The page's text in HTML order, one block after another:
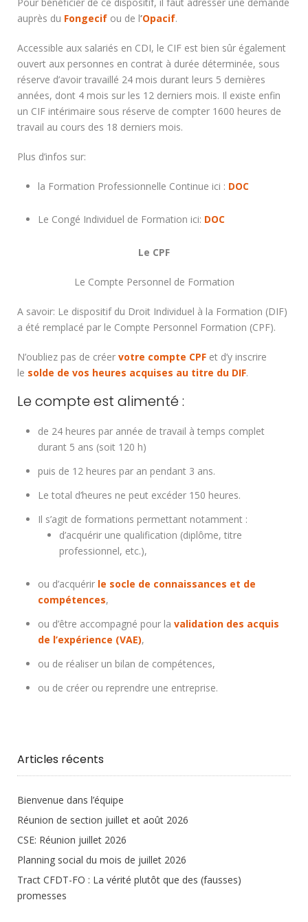
Pour bénéficier de ce dispositif, il faut adresser une demande
auprès du Fongecif ou de l’Opacif.
Accessible aux salariés en CDI, le CIF est bien sûr également
ouvert aux personnes en contrat à durée déterminée, sous
réserve d’avoir travaillé 24 mois durant leurs 5 dernières
années, dont 4 mois sur les 12 derniers mois. Il existe enfin
un CIF intérimaire sous réserve de compter 1600 heures de
travail au cours des 18 derniers mois.
Plus d’infos sur:
la Formation Professionnelle Continue ici : DOC
Le Congé Individuel de Formation ici: DOC
Le CPF
Le Compte Personnel de Formation
A savoir: Le dispositif du Droit Individuel à la Formation (DIF)
a été remplacé par le Compte Personnel Formation (CPF).
N’oubliez pas de créer votre compte CPF et d’y inscrire
le solde de vos heures acquises au titre du DIF.
Le compte est alimenté :
de 24 heures par année de travail à temps complet
durant 5 ans (soit 120 h)
puis de 12 heures par an pendant 3 ans.
Le total d’heures ne peut excéder 150 heures.
Il s’agit de formations permettant notamment :
d’acquérir une qualification (diplôme, titre
professionnel, etc.),
ou d’acquérir le socle de connaissances et de
compétences,
ou d’être accompagné pour la validation des acquis
de l’expérience (VAE),
ou de réaliser un bilan de compétences,
ou de créer ou reprendre une entreprise.
Articles récents
Bienvenue dans l’équipe
Réunion de section juillet et août 2026
CSE: Réunion juillet 2026
Planning social du mois de juillet 2026
Tract CFDT-FO : La vérité plutôt que des (fausses)
promesses